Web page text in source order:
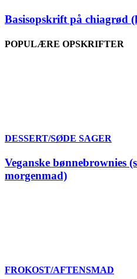
Basisopskrift på chiagrød
POPULÆRE OPSKRIFTER
DESSERT/SØDE SAGER
Veganske bønnebrownies
morgenmad)
FROKOST/AFTENSMAD